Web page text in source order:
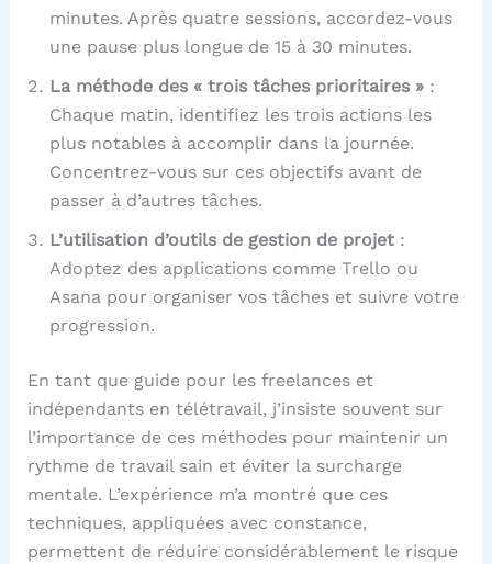
minutes. Après quatre sessions, accordez-vous
une pause plus longue de 15 à 30 minutes.
La méthode des « trois tâches prioritaires »:
Chaque matin, identifiez les trois actions les
plus notables à accomplir dans la journée.
Concentrez-vous sur ces objectifs avant de
passer à d’autres tâches.
L’utilisation d’outils de gestion de projet:
Adoptez des applications comme Trello ou
Asana pour organiser vos tâches et suivre votre
progression.
En tant que guide pour les freelances et
indépendants en télétravail, j’insiste souvent sur
l’importance de ces méthodes pour maintenir un
rythme de travail sain et éviter la surcharge
mentale. L’expérience m’a montré que ces
techniques, appliquées avec constance,
permettent de réduire considérablement le risque